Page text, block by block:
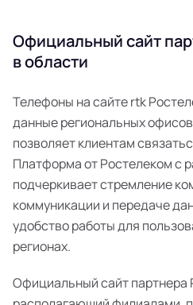
Официальный сайт
в области
Телефоны на сайте rtk
данные региональных
позволяет клиентам
Платформа от Ростелеком с
подчеркивает стремление
коммуникации и передаче
удобство работы для
регионах.
Официальный сайт партнера